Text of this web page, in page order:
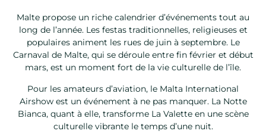
Malte propose un riche calendrier d’événements tout au
long de l’année. Les festas traditionnelles, religieuses et
populaires animent les rues de juin à septembre. Le
Carnaval de Malte, qui se déroule entre fin février et début
mars, est un moment fort de la vie culturelle de l’île.
Pour les amateurs d’aviation, le Malta International
Airshow est un événement à ne pas manquer. La Notte
Bianca, quant à elle, transforme La Valette en une scène
culturelle vibrante le temps d’une nuit.